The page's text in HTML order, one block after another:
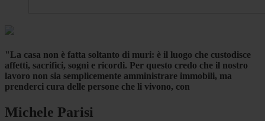
"La casa non è fatta soltanto di muri: è il luogo che custodisce
affetti, sacrifici, sogni e ricordi. Per questo credo che il nostro
lavoro non sia semplicemente amministrare immobili, ma
prenderci cura delle persone che li vivono, con
Michele Parisi